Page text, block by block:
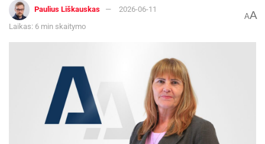
Paulius Liškauskas
2026-06-11
Laikas: 6 min skaitymo
AA